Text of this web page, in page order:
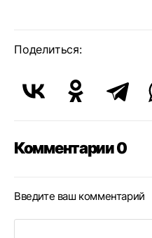
Поделиться:
Комментарии 0
Введите ваш комментарий